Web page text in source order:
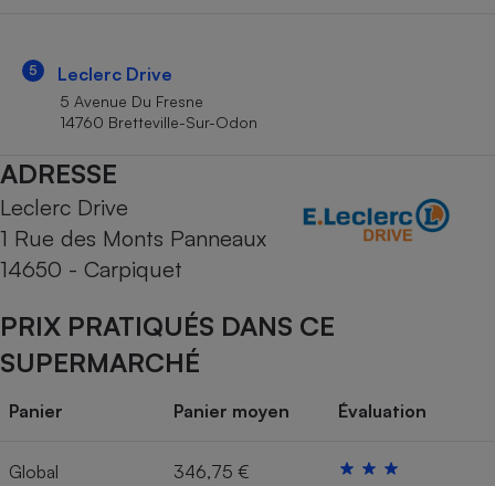
5 Leclerc Drive
5 Avenue Du Fresne
14760 Bretteville-Sur-Odon
ADRESSE
Leclerc Drive
1 Rue des Monts Panneaux
14650 - Carpiquet
PRIX PRATIQUÉS DANS CE
SUPERMARCHÉ
Panier Panier moyen Évaluation
Global 346,75 €
Cafetière à expressos
Robot ménager